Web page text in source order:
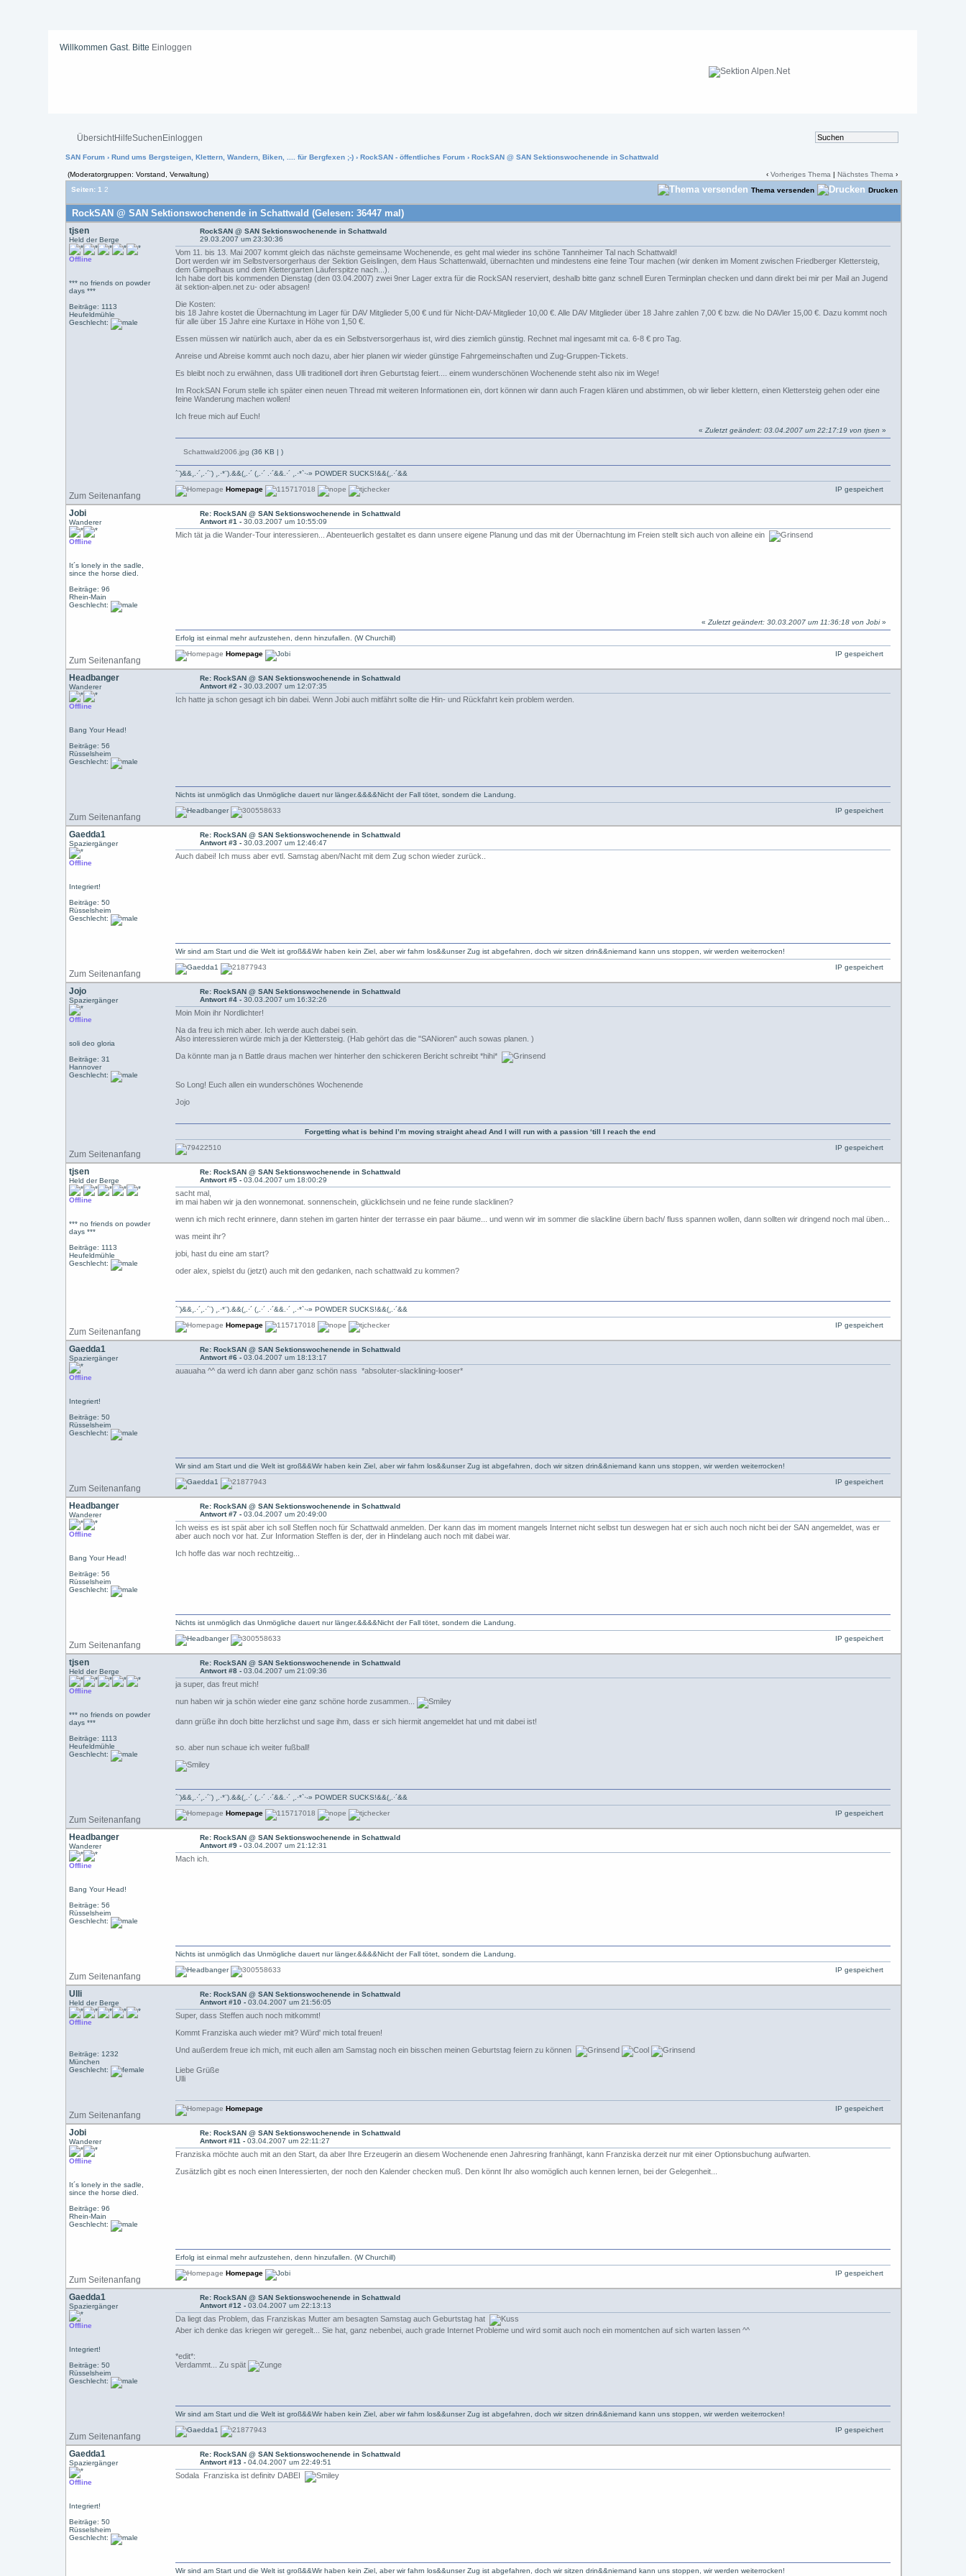
Willkommen Gast. Bitte Einloggen
ÜbersichtHilfeSuchen Einloggen
SAN Forum ›Rund ums Bergsteigen, Klettern, Wandern, Biken, .... für Bergfexen ;-) ›RockSAN - öffentliches Forum › RockSAN @ SAN Sektionswochenende in Schattwald
(Moderatorgruppen: Vorstand, Verwaltung) ‹Vorheriges Thema |Nächstes Thema ›
Seiten: 1 2 Thema versenden Drucken
RockSAN @ SAN Sektionswochenende in Schattwald (Gelesen: 36447 mal)
tjsen
Held der Berge
Offline
*** no friends on powder
days ***
Beiträge: 1113
Heufeldmühle
Geschlecht:
RockSAN @ SAN Sektionswochenende in Schattwald
29.03.2007 um 23:30:36
Vom 11. bis 13. Mai 2007 kommt gleich das nächste gemeinsame Wochenende, es geht mal wieder ins schöne Tannheimer Tal nach Schattwald!
Dort werden wir im Selbstversorgerhaus der Sektion Geislingen, dem Haus Schattenwald, übernachten und mindestens eine feine Tour machen (wir denken im Moment zwischen Friedberger Klettersteig,
dem Gimpelhaus und dem Klettergarten Läuferspitze nach...).
Ich habe dort bis kommenden Dienstag (den 03.04.2007) zwei 9ner Lager extra für die RockSAN reserviert, deshalb bitte ganz schnell Euren Terminplan checken und dann direkt bei mir per Mail an Jugend
ät sektion-alpen.net zu- oder absagen!
Die Kosten:
bis 18 Jahre kostet die Übernachtung im Lager für DAV Mitglieder 5,00 € und für Nicht-DAV-Mitglieder 10,00 €. Alle DAV Mitglieder über 18 Jahre zahlen 7,00 € bzw. die No DAVler 15,00 €. Dazu kommt noch
für alle über 15 Jahre eine Kurtaxe in Höhe von 1,50 €.
Essen müssen wir natürlich auch, aber da es ein Selbstversorgerhaus ist, wird dies ziemlich günstig. Rechnet mal ingesamt mit ca. 6-8 € pro Tag.
Anreise und Abreise kommt auch noch dazu, aber hier planen wir wieder günstige Fahrgemeinschaften und Zug-Gruppen-Tickets.
Es bleibt noch zu erwähnen, dass Ulli traditionell dort ihren Geburtstag feiert.... einem wunderschönen Wochenende steht also nix im Wege!
Im RockSAN Forum stelle ich später einen neuen Thread mit weiteren Informationen ein, dort können wir dann auch Fragen klären und abstimmen, ob wir lieber klettern, einen Klettersteig gehen oder eine
feine Wanderung machen wollen!
Ich freue mich auf Euch!
Zum Seitenanfang
«Zuletzt geändert: 03.04.2007 um 22:17:19 von tjsen »
Schattwald2006.jpg (36 KB |)
´¨)&&¸.·´¸.·´¨) ¸.·*¨).&&(¸.·´ (¸.·´ .·´&&.·´ ¸.·*`·-» POWDER SUCKS!&&(¸.·´&&
Homepage
IP gespeichert
Jobi
Wanderer
Offline
It´s lonely in the sadle,
since the horse died.
Beiträge: 96
Rhein-Main
Geschlecht:
Re: RockSAN @ SAN Sektionswochenende in Schattwald
Antwort #1 -30.03.2007 um 10:55:09
Mich tät ja die Wander-Tour interessieren... Abenteuerlich gestaltet es dann unsere eigene Planung und das mit der Übernachtung im Freien stellt sich auch von alleine ein
Zum Seitenanfang
«Zuletzt geändert: 30.03.2007 um 11:36:18 von Jobi»
Erfolg ist einmal mehr aufzustehen, denn hinzufallen. (W Churchill)
Homepage
IP gespeichert
Headbanger
Wanderer
Offline
Bang Your Head!
Beiträge: 56
Rüsselsheim
Geschlecht:
Re: RockSAN @ SAN Sektionswochenende in Schattwald
Antwort #2 -30.03.2007 um 12:07:35
Ich hatte ja schon gesagt ich bin dabei. Wenn Jobi auch mitfährt sollte die Hin- und Rückfahrt kein problem werden.
Zum Seitenanfang
Nichts ist unmöglich das Unmögliche dauert nur länger.&&&&Nicht der Fall tötet, sondern die Landung.
IP gespeichert
Gaedda1
Spaziergänger
Offline
Integriert!
Beiträge: 50
Rüsselsheim
Geschlecht:
Re: RockSAN @ SAN Sektionswochenende in Schattwald
Antwort #3 -30.03.2007 um 12:46:47
Auch dabei! Ich muss aber evtl. Samstag aben/Nacht mit dem Zug schon wieder zurück..
Zum Seitenanfang
Wir sind am Start und die Welt ist groß&&Wir haben kein Ziel, aber wir fahrn los&&unser Zug ist abgefahren, doch wir sitzen drin&&niemand kann uns stoppen, wir werden weiterrocken!
IP gespeichert
Jojo
Spaziergänger
Offline
soli deo gloria
Beiträge: 31
Hannover
Geschlecht:
Re: RockSAN @ SAN Sektionswochenende in Schattwald
Antwort #4 -30.03.2007 um 16:32:26
Moin Moin ihr Nordlichter!
Na da freu ich mich aber. Ich werde auch dabei sein.
Also interessieren würde mich ja der Klettersteig. (Hab gehört das die "SANioren" auch sowas planen. )
Da könnte man ja n Battle draus machen wer hinterher den schickeren Bericht schreibt *hihi*
So Long! Euch allen ein wunderschönes Wochenende
Jojo
Zum Seitenanfang
Forgetting what is behind I’m moving straight ahead And I will run with a passion ‘till I reach the end
IP gespeichert
tjsen
Held der Berge
Offline
*** no friends on powder
days ***
Beiträge: 1113
Heufeldmühle
Geschlecht:
Re: RockSAN @ SAN Sektionswochenende in Schattwald
Antwort #5 -03.04.2007 um 18:00:29
sacht mal,
im mai haben wir ja den wonnemonat. sonnenschein, glücklichsein und ne feine runde slacklinen?
wenn ich mich recht erinnere, dann stehen im garten hinter der terrasse ein paar bäume... und wenn wir im sommer die slackline übern bach/ fluss spannen wollen, dann sollten wir dringend noch mal üben...
was meint ihr?
jobi, hast du eine am start?
oder alex, spielst du (jetzt) auch mit den gedanken, nach schattwald zu kommen?
Zum Seitenanfang
´¨)&&¸.·´¸.·´¨) ¸.·*¨).&&(¸.·´ (¸.·´ .·´&&.·´ ¸.·*`·-» POWDER SUCKS!&&(¸.·´&&
Homepage
IP gespeichert
Gaedda1
Spaziergänger
Offline
Integriert!
Beiträge: 50
Rüsselsheim
Geschlecht:
Re: RockSAN @ SAN Sektionswochenende in Schattwald
Antwort #6 -03.04.2007 um 18:13:17
auauaha ^^ da werd ich dann aber ganz schön nass *absoluter-slacklining-looser*
Zum Seitenanfang
Wir sind am Start und die Welt ist groß&&Wir haben kein Ziel, aber wir fahrn los&&unser Zug ist abgefahren, doch wir sitzen drin&&niemand kann uns stoppen, wir werden weiterrocken!
IP gespeichert
Headbanger
Wanderer
Offline
Bang Your Head!
Beiträge: 56
Rüsselsheim
Geschlecht:
Re: RockSAN @ SAN Sektionswochenende in Schattwald
Antwort #7 -03.04.2007 um 20:49:00
Ich weiss es ist spät aber ich soll Steffen noch für Schattwald anmelden. Der kann das im moment mangels Internet nicht selbst tun deswegen hat er sich auch noch nicht bei der SAN angemeldet, was er
aber auch noch vor hat. Zur Information Steffen is der, der in Hindelang auch noch mit dabei war.
Ich hoffe das war noch rechtzeitig...
Zum Seitenanfang
Nichts ist unmöglich das Unmögliche dauert nur länger.&&&&Nicht der Fall tötet, sondern die Landung.
IP gespeichert
tjsen
Held der Berge
Offline
*** no friends on powder
days ***
Beiträge: 1113
Heufeldmühle
Geschlecht:
Re: RockSAN @ SAN Sektionswochenende in Schattwald
Antwort #8 -03.04.2007 um 21:09:36
ja super, das freut mich!
nun haben wir ja schön wieder eine ganz schöne horde zusammen...
dann grüße ihn doch bitte herzlichst und sage ihm, dass er sich hiermit angemeldet hat und mit dabei ist!
so. aber nun schaue ich weiter fußball!
Zum Seitenanfang
´¨)&&¸.·´¸.·´¨) ¸.·*¨).&&(¸.·´ (¸.·´ .·´&&.·´ ¸.·*`·-» POWDER SUCKS!&&(¸.·´&&
Homepage
IP gespeichert
Headbanger
Wanderer
Offline
Bang Your Head!
Beiträge: 56
Rüsselsheim
Geschlecht:
Re: RockSAN @ SAN Sektionswochenende in Schattwald
Antwort #9 -03.04.2007 um 21:12:31
Mach ich.
Zum Seitenanfang
Nichts ist unmöglich das Unmögliche dauert nur länger.&&&&Nicht der Fall tötet, sondern die Landung.
IP gespeichert
Ulli
Held der Berge
Offline
Beiträge: 1232
München
Geschlecht:
Re: RockSAN @ SAN Sektionswochenende in Schattwald
Antwort #10 -03.04.2007 um 21:56:05
Super, dass Steffen auch noch mitkommt!
Kommt Franziska auch wieder mit? Würd' mich total freuen!
Und außerdem freue ich mich, mit euch allen am Samstag noch ein bisschen meinen Geburtstag feiern zu können
Liebe Grüße
Ulli
Zum Seitenanfang
Homepage IP gespeichert
Jobi
Wanderer
Offline
It´s lonely in the sadle,
since the horse died.
Beiträge: 96
Rhein-Main
Geschlecht:
Re: RockSAN @ SAN Sektionswochenende in Schattwald
Antwort #11 -03.04.2007 um 22:11:27
Franziska möchte auch mit an den Start, da aber Ihre Erzeugerin an diesem Wochenende enen Jahresring franhängt, kann Franziska derzeit nur mit einer Optionsbuchung aufwarten.
Zusätzlich gibt es noch einen Interessierten, der noch den Kalender checken muß. Den könnt Ihr also womöglich auch kennen lernen, bei der Gelegenheit...
Zum Seitenanfang
Erfolg ist einmal mehr aufzustehen, denn hinzufallen. (W Churchill)
Homepage
IP gespeichert
Gaedda1
Spaziergänger
Offline
Integriert!
Beiträge: 50
Rüsselsheim
Geschlecht:
Re: RockSAN @ SAN Sektionswochenende in Schattwald
Antwort #12 -03.04.2007 um 22:13:13
Da liegt das Problem, das Franziskas Mutter am besagten Samstag auch Geburtstag hat
Aber ich denke das kriegen wir geregelt... Sie hat, ganz nebenbei, auch grade Internet Probleme und wird somit auch noch ein momentchen auf sich warten lassen ^^
*edit*:
Verdammt... Zu spät
Zum Seitenanfang
Wir sind am Start und die Welt ist groß&&Wir haben kein Ziel, aber wir fahrn los&&unser Zug ist abgefahren, doch wir sitzen drin&&niemand kann uns stoppen, wir werden weiterrocken!
IP gespeichert
Gaedda1
Spaziergänger
Offline
Integriert!
Beiträge: 50
Rüsselsheim
Geschlecht:
Re: RockSAN @ SAN Sektionswochenende in Schattwald
Antwort #13 -04.04.2007 um 22:49:51
Sodala Franziska ist definitv DABEI
Wir sind am Start und die Welt ist groß&&Wir haben kein Ziel, aber wir fahrn los&&unser Zug ist abgefahren, doch wir sitzen drin&&niemand kann uns stoppen, wir werden weiterrocken!